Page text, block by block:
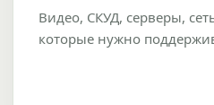
Видео, СКУД, серверы,
которые нужно